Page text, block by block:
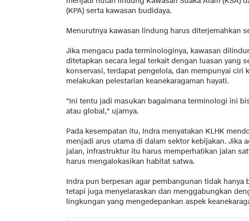
(KPA) serta kawasan budidaya.
Menurutnya kawasan lindung harus diterjemahkan
Jika mengacu pada terminologinya, kawasan
ditetapkan secara legal terkait dengan luasan yang
konservasi, terdapat pengelola, dan mempunyai ciri
melakukan pelestarian keanekaragaman hayati.
"Ini tentu jadi masukan bagaimana terminologi ini
atau global," ujarnya.
Pada kesempatan itu, Indra menyatakan KLHK
menjadi arus utama di dalam sektor kebijakan. Jika
jalan, infrastruktur itu harus memperhatikan jalan
harus mengalokasikan habitat satwa.
Indra pun berpesan agar pembangunan tidak hanya
tetapi juga menyelaraskan dan menggabungkan
lingkungan yang mengedepankan aspek